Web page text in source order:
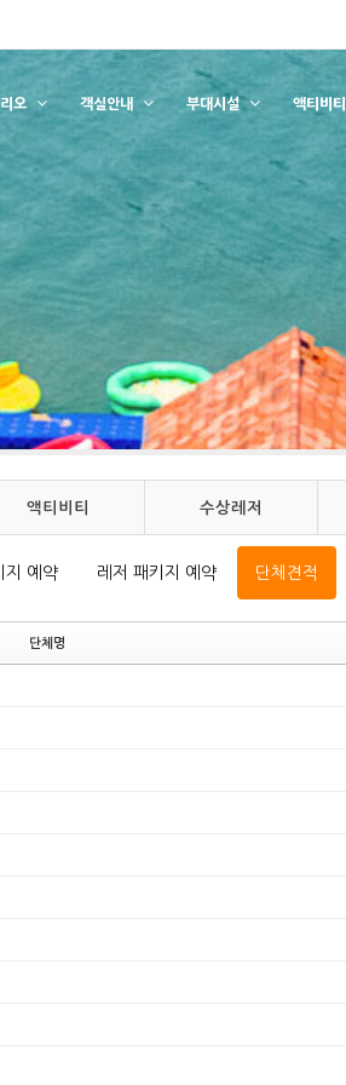
오 객실안내 부대시설 액티비티
액티비티 수상레저
지 예약 레저 패키지 예약 단체견적
단체명